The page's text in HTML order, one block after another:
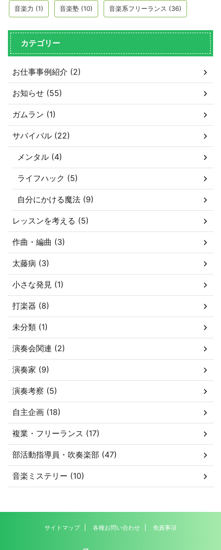
音楽力 (1) 音楽塾 (10) 音楽系フリーランス (36)
カテゴリー
お仕事事例紹介 (2)
お知らせ (55)
ガムラン (1)
サバイバル (22)
メンタル (4)
ライフハック (5)
自分にかける魔法 (9)
レッスンを考える (5)
作曲・編曲 (3)
太藤病 (3)
小さな発見 (1)
打楽器 (8)
未分類 (1)
演奏会関連 (2)
演奏家 (9)
演奏考察 (5)
自主企画 (18)
複業・フリーランス (17)
部活動指導員・吹奏楽部 (47)
音楽ミステリー (10)
サイトマップ 各種お問い合わせ 免責事項